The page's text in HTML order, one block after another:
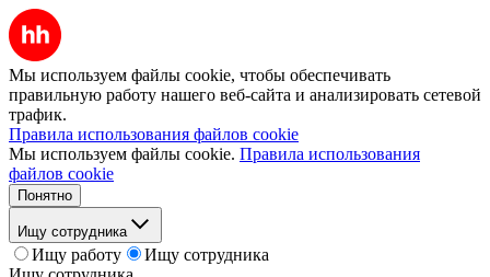
Мы используем файлы cookie, чтобы обеспечивать
правильную работу нашего веб-сайта и анализировать сетевой
трафик.
Правила использования файлов cookie
Мы используем файлы cookie. Правила использования
файлов cookie
Понятно
Ищу сотрудника
Ищу работу
Ищу сотрудника